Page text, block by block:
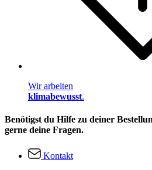
Wir arbeiten
klimabewusst.
Benötigst du Hilfe zu deiner
gerne deine Fragen.
Kontakt